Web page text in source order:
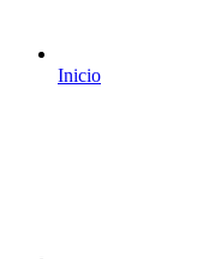
Inicio